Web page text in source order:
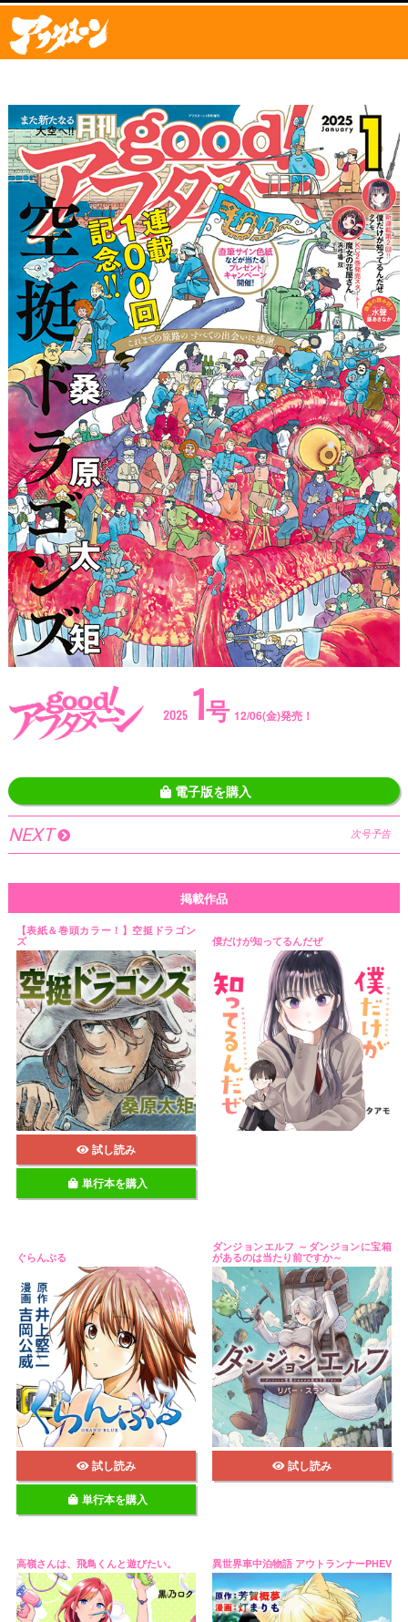
2025 1号 12/06(金)発売！
電子版を購入
NEXT 次号予告
掲載作品
【表紙＆巻頭カラー！】空挺ドラゴン
ズ
試し読み
単行本を購入
僕だけが知ってるんだぜ
ぐらんぶる
試し読み
単行本を購入
ダンジョンエルフ ～ダンジョンに宝箱
があるのは当たり前ですか～
試し読み
高嶺さんは、飛鳥くんと遊びたい。 異世界車中泊物語 アウトランナーPHEV